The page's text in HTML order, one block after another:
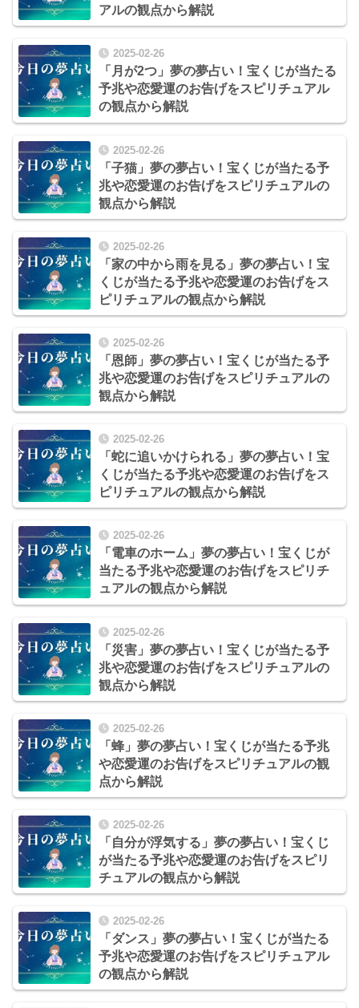
アルの観点から解説
2025-02-26
「月が2つ」夢の夢占い！宝くじが当たる
予兆や恋愛運のお告げをスピリチュアル
の観点から解説
2025-02-26
「子猫」夢の夢占い！宝くじが当たる予
兆や恋愛運のお告げをスピリチュアルの
観点から解説
2025-02-26
「家の中から雨を見る」夢の夢占い！宝
くじが当たる予兆や恋愛運のお告げをス
ピリチュアルの観点から解説
2025-02-26
「恩師」夢の夢占い！宝くじが当たる予
兆や恋愛運のお告げをスピリチュアルの
観点から解説
2025-02-26
「蛇に追いかけられる」夢の夢占い！宝
くじが当たる予兆や恋愛運のお告げをス
ピリチュアルの観点から解説
2025-02-26
「電車のホーム」夢の夢占い！宝くじが
当たる予兆や恋愛運のお告げをスピリチ
ュアルの観点から解説
2025-02-26
「災害」夢の夢占い！宝くじが当たる予
兆や恋愛運のお告げをスピリチュアルの
観点から解説
2025-02-26
「蜂」夢の夢占い！宝くじが当たる予兆
や恋愛運のお告げをスピリチュアルの観
点から解説
2025-02-26
「自分が浮気する」夢の夢占い！宝くじ
が当たる予兆や恋愛運のお告げをスピリ
チュアルの観点から解説
2025-02-26
「ダンス」夢の夢占い！宝くじが当たる
予兆や恋愛運のお告げをスピリチュアル
の観点から解説